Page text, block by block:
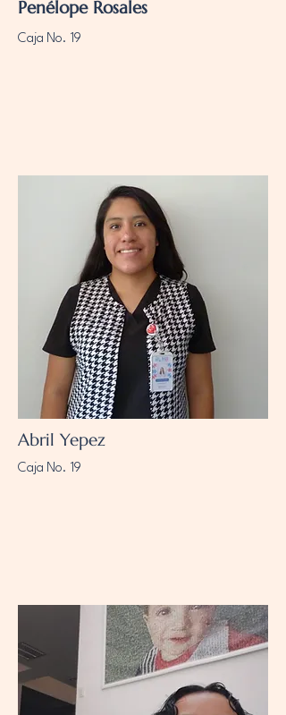
Penélope Rosales
Caja No. 19
Abril Yepez
Caja No. 19